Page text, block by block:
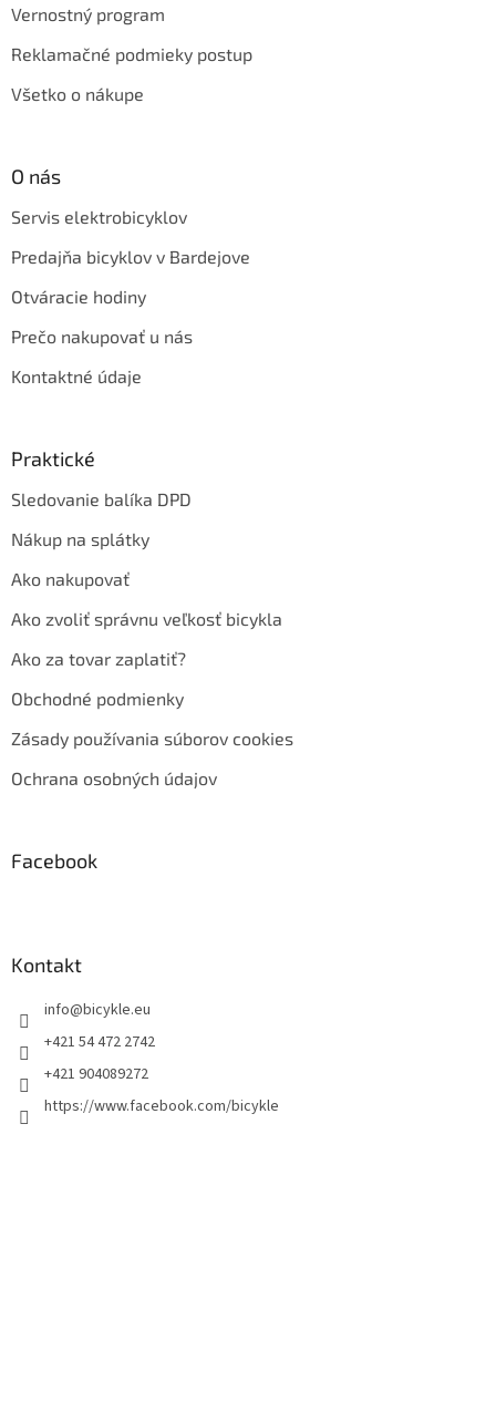
Vernostný program
Reklamačné podmieky postup
Všetko o nákupe
O nás
Servis elektrobicyklov
Predajňa bicyklov v Bardejove
Otváracie hodiny
Prečo nakupovať u nás
Kontaktné údaje
Praktické
Sledovanie balíka DPD
Nákup na splátky
Ako nakupovať
Ako zvoliť správnu veľkosť bicykla
Ako za tovar zaplatiť?
Obchodné podmienky
Zásady používania súborov cookies
Ochrana osobných údajov
Facebook
Kontakt
info@bicykle.eu
+421 54 472 2742
+421 904089272
https://www.facebook.com/bicykle